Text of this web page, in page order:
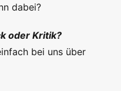
dabei?
oder Kritik?
bei uns über